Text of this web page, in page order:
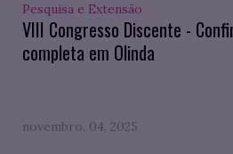
Pesquisa e Extensão
VIII Congresso Discente -
completa em Olinda
novembro. 04, 2025